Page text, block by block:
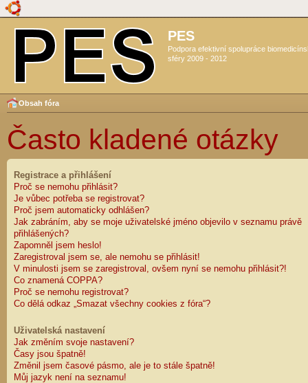
PES
Podpora efektivní spolupráce
sféry 2009 - 2012
Obsah fóra
Často kladené otázky
Registrace a přihlášení
Proč se nemohu přihlásit?
Je vůbec potřeba se registrovat?
Proč jsem automaticky odhlášen?
Jak zabráním, aby se moje uživatelské jméno objevilo v seznamu právě
přihlášených?
Zapomněl jsem heslo!
Zaregistroval jsem se, ale nemohu se přihlásit!
V minulosti jsem se zaregistroval, ovšem nyní se nemohu přihlásit?!
Co znamená COPPA?
Proč se nemohu registrovat?
Co dělá odkaz „Smazat všechny cookies z fóra“?
Uživatelská nastavení
Jak změním svoje nastavení?
Časy jsou špatně!
Změnil jsem časové pásmo, ale je to stále špatně!
Můj jazyk není na seznamu!